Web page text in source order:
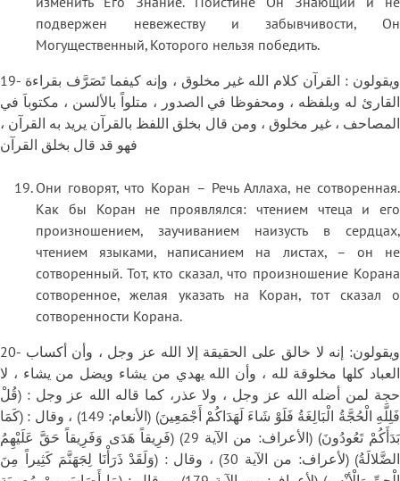
подвержен невежеству и забывчивости, Он
Могущественный, Которого нельзя победить.
19- ويقولون : القرآن كلام الله غير مخلوق ، وإنه كيفما تَصَرَّف بقراءة
القارئ له وبلفظه ، ومحفوظا في الصدور ، متلواً بالألسن ، مكتوباَ في
المصاحف ، غير مخلوق ، ومن قال بخلق اللفظ بالقرآن يريد به القرآن ،
Они говорят, что Коран – Речь Аллаха, не сотворенная.
Как бы Коран не проявлялся: чтением чтеца и его
произношением, заучиванием наизусть в сердцах,
чтением языками, написанием на листах, – он не
сотворенный. Тот, кто сказал, что произношение Корана
сотворенное, желая указать на Коран, тот сказал о
сотворенности Корана.
20- ويقولون: إنه لا خالق على الحقيقة إلا الله عز وجل ، وأن أكساب
العباد كلها مخلوقة لله ، وأن الله يهدي من يشاء ويضل من يشاء ، لا
حجة لمن أضله الله عز وجل ، ولا عذر، كما قاله الله عز وجل : (قُلْ
فَلِلَّهِ الْحُجَّةُ الْبَالِغَةُ فَلَوْ شَاءَ لَهَدَاكُمْ أَجْمَعِينَ) (الأنعام: 149) ، وقال : (كَمَا
بَدَأَكُمْ تَعُودُونَ) (الأعراف: من الآية 29) (فَرِيقاً هَدَى وَفَرِيقاً حَقَّ عَلَيْهِمُ
الضَّلالَةُ) (لأعراف: من الآية 30) ، وقال : (وَلَقَدْ ذَرَأْنَا لِجَهَنَّمَ كَثِيراً مِنَ